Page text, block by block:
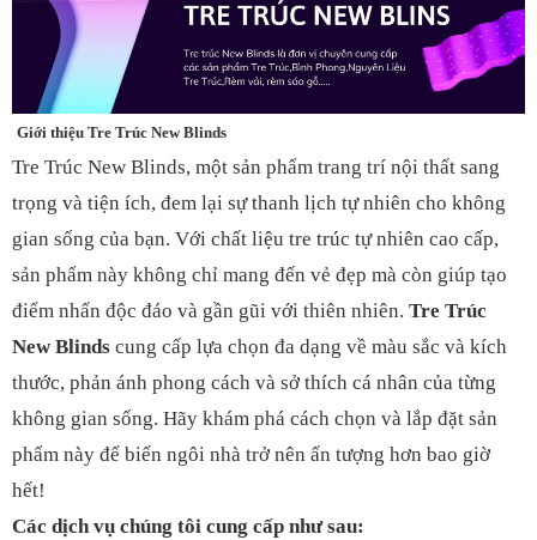
Giới thiệu Tre Trúc New Blinds
Tre Trúc New Blinds, một sản phẩm trang trí nội thất sang
trọng và tiện ích, đem lại sự thanh lịch tự nhiên cho không
gian sống của bạn. Với chất liệu tre trúc tự nhiên cao cấp,
sản phẩm này không chỉ mang đến vẻ đẹp mà còn giúp tạo
điểm nhấn độc đáo và gần gũi với thiên nhiên. Tre Trúc
New Blinds cung cấp lựa chọn đa dạng về màu sắc và kích
thước, phản ánh phong cách và sở thích cá nhân của từng
không gian sống. Hãy khám phá cách chọn và lắp đặt sản
phẩm này để biến ngôi nhà trở nên ấn tượng hơn bao giờ
hết!
Các dịch vụ chúng tôi cung cấp như sau: